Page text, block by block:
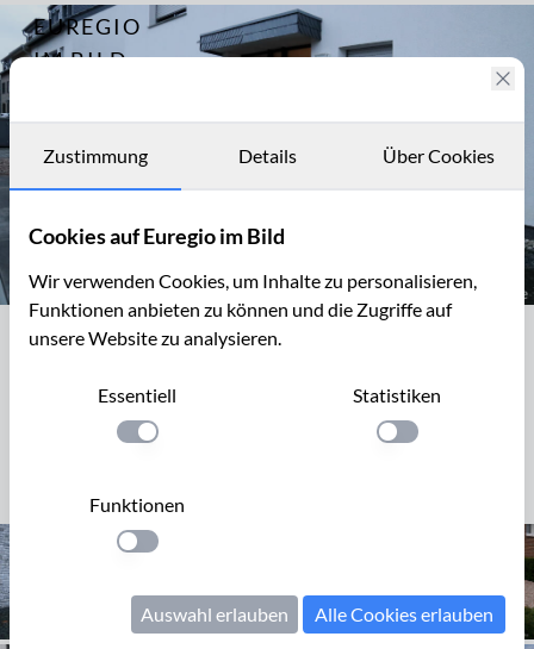
EUREGIO
IM BILD
Archiv
Kontakt
Archiv 15223
Vorgartengestaltung mit Schotter
Vorgartengestaltung mit Schotter
Bildrechte erwerben
Zustimmung Details Über Cookies
Cookies auf Euregio im Bild
Wir verwenden Cookies, um Inhalte zu personalisieren,
Funktionen anbieten zu können und die Zugriffe auf
unsere Website zu analysieren.
Essentiell
Einstellung anwenden
Statistiken
Einstellung
Funktionen
Einstellung anwenden
Auswahl erlauben Alle Cookies erlauben